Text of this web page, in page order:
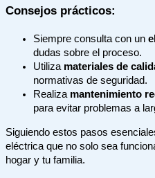
Consejos prácticos:
Siempre consulta con un
dudas sobre el proceso.
Utiliza materiales de
normativas de seguridad.
Realiza mantenimiento
para evitar problemas a
Siguiendo estos pasos
eléctrica que no solo sea
hogar y tu familia.